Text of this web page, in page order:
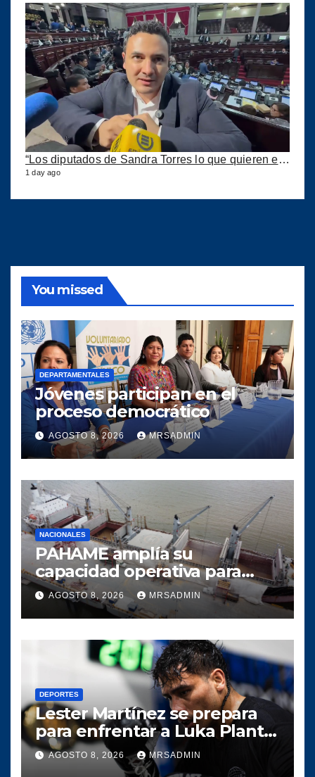
1 day ago
You missed
DEPARTAMENTALES
Jóvenes participan en el
proceso democrático
AGOSTO 8, 2026 MRSADMIN
NACIONALES
PAHAME amplía su
capacidad operativa para
responder al crecimiento del
comercio marítimo
AGOSTO 8, 2026 MRSADMIN
DEPORTES
Lester Martínez se prepara
para enfrentar a Luka Plantić
y defender el título mundial
interino para Guatemala
AGOSTO 8, 2026 MRSADMIN